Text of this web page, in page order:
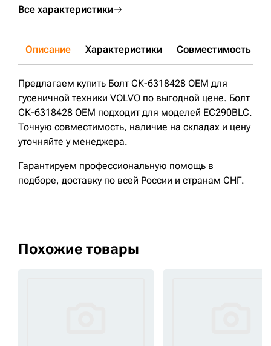
Все характеристики
Описание Характеристики Совместимость
Предлагаем купить Болт СК-6318428 OEM для
гусеничной техники VOLVO по выгодной цене. Болт
СК-6318428 OEM подходит для моделей EC290BLC.
Точную совместимость, наличие на складах и цену
уточняйте у менеджера.
Гарантируем профессиональную помощь в
подборе, доставку по всей России и странам СНГ.
Похожие товары